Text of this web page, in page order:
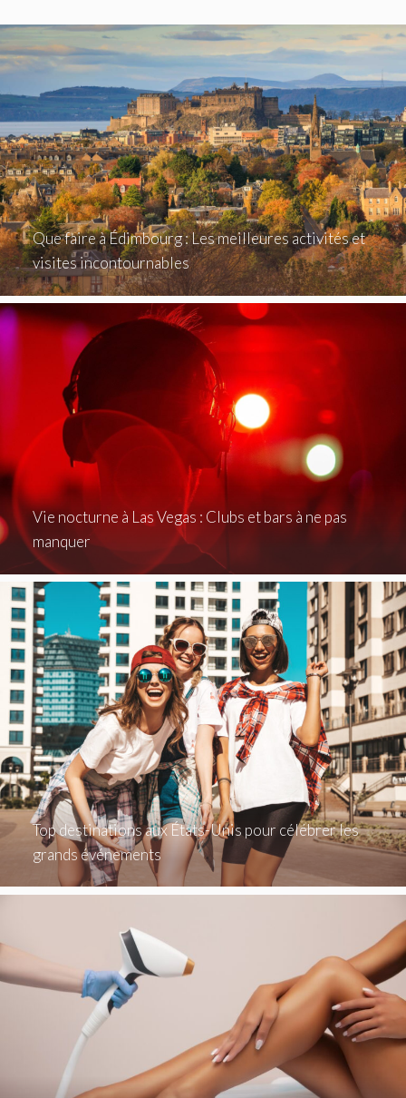
Que faire à Édimbourg : Les meilleures activités et
visites incontournables
Vie nocturne à Las Vegas : Clubs et bars à ne pas
manquer
Top destinations aux États-Unis pour célébrer les
grands événements